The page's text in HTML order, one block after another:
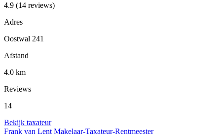
4.9 (14 reviews)
Adres
Oostwal 241
Afstand
4.0 km
Reviews
14
Bekijk taxateur
Frank van Lent Makelaar-Taxateur-Rentmeester